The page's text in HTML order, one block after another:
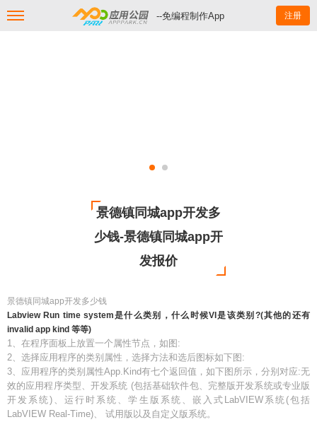
--免编程制作App 注册
景德镇同城app开发多
少钱-景德镇同城app开
发报价
景德镇同城app开发多少钱
Labview Run time system是什么类别，什么时候VI是该类别?(其他的还有
invalid app kind 等等)
1、在程序面板上放置一个属性节点，如图:
2、选择应用程序的类别属性，选择方法和选后图标如下图:
3、应用程序的类别属性App.Kind有七个返回值，如下图所示，分别对应:无
效的应用程序类型、开发系统 (包括基础软件包、完整版开发系统或专业版
开发系统)、运行时系统、学生版系统、嵌入式LabVIEW系统(包括
LabVIEW Real-Time)、 试用版以及自定义版系统。